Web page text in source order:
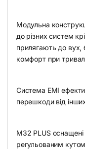
Модульна
до різних систем
прилягають до
комфорт при
Система EMI
перешкоди від
M32 PLUS
регульованим